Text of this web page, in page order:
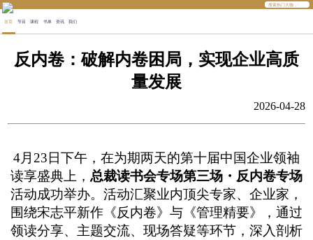
首页 节目 课程 书单 资讯 我们
反内卷：破解内卷困局，实现企业高质
量发展
2026-04-28
4月23日下午，在为期两天的第十届中国企业领袖
读享盛典上， 总裁读书会专场第三场・反内卷专场
活动成功举办。活动汇聚业内顶尖专家、企业家，
围绕宋志平新作《反内卷》与《管理精要》，通过
领读分享、主题交流、现场答疑等环节，深入剖析